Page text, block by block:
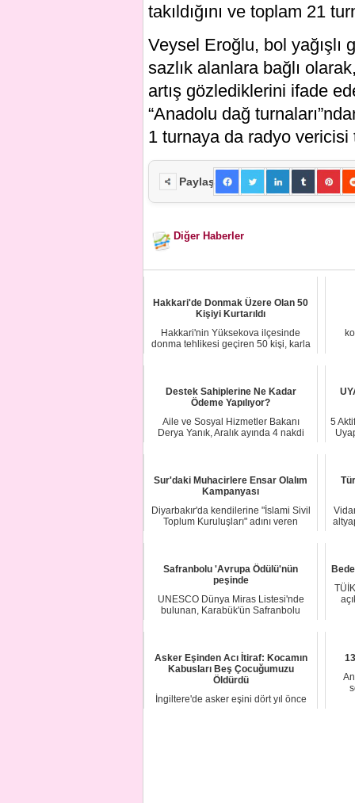
takıldığını ve toplam 21
Veysel Eroğlu, bol yağışlı
sazlık alanlara bağlı
artış gözlediklerini ifade
“Anadolu dağ
1 turnaya da radyo vericisi
Paylaş
Diğer Haberler
Hakkari'de Donmak Üzere Olan 50
Kişiyi Kurtarıldı
Hakkari'nin Yüksekova ilçesinde
donma tehlikesi geçiren 50 kişi, karla
Destek Sahiplerine Ne Kadar
Ödeme Yapılıyor?
Aile ve Sosyal Hizmetler Bakanı
Derya Yanık, Aralık ayında 4 nakdi
5
Sur'daki Muhacirlere Ensar Olalım
Kampanyası
Diyarbakır'da kendilerine "İslami Sivil
Toplum Kuruluşları" adını veren
Safranbolu 'Avrupa Ödülü'nün
peşinde
UNESCO Dünya Miras Listesi'nde
bulunan, Karabük'ün Safranbolu
Asker Eşinden Acı İtiraf: Kocamın
Kabusları Beş Çocuğumuzu
Öldürdü
İngiltere'de asker eşini dört yıl önce